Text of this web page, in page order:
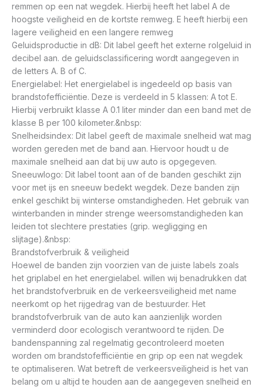
remmen op een nat wegdek. Hierbij heeft het label A de
hoogste veiligheid en de kortste remweg. E heeft hierbij een
lagere veiligheid en een langere remweg
Geluidsproductie in dB: Dit label geeft het externe rolgeluid in
decibel aan. de geluidsclassificering wordt aangegeven in
de letters A. B of C.
Energielabel: Het energielabel is ingedeeld op basis van
brandstofefficiëntie. Deze is verdeeld in 5 klassen: A tot E.
Hierbij verbruikt klasse A 0.1 liter minder dan een band met de
klasse B per 100 kilometer.&nbsp:
Snelheidsindex: Dit label geeft de maximale snelheid wat mag
worden gereden met de band aan. Hiervoor houdt u de
maximale snelheid aan dat bij uw auto is opgegeven.
Sneeuwlogo: Dit label toont aan of de banden geschikt zijn
voor met ijs en sneeuw bedekt wegdek. Deze banden zijn
enkel geschikt bij winterse omstandigheden. Het gebruik van
winterbanden in minder strenge weersomstandigheden kan
leiden tot slechtere prestaties (grip. wegligging en
slijtage).&nbsp:
Brandstofverbruik & veiligheid
Hoewel de banden zijn voorzien van de juiste labels zoals
het griplabel en het energielabel. willen wij benadrukken dat
het brandstofverbruik en de verkeersveiligheid met name
neerkomt op het rijgedrag van de bestuurder. Het
brandstofverbruik van de auto kan aanzienlijk worden
verminderd door ecologisch verantwoord te rijden. De
bandenspanning zal regelmatig gecontroleerd moeten
worden om brandstofefficiëntie en grip op een nat wegdek
te optimaliseren. Wat betreft de verkeersveiligheid is het van
belang om u altijd te houden aan de aangegeven snelheid en